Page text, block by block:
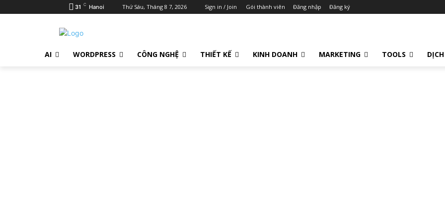
31 C Hanoi Thứ Sáu, Tháng 8 7, 2026 Sign in / Join Gói thành viên Đăng nhập Đăng ký
AI WORDPRESS CÔNG NGHỆ THIẾT KẾ KINH DOANH MARKETING TOOLS